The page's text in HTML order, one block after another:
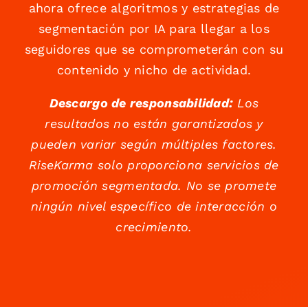
ahora ofrece algoritmos y estrategias de
segmentación por IA para llegar a los
seguidores que se comprometerán con su
contenido y nicho de actividad.
Descargo de responsabilidad:Los
resultados no están garantizados y
pueden variar según múltiples factores.
RiseKarma solo proporciona servicios de
promoción segmentada. No se promete
ningún nivel específico de interacción o
crecimiento.